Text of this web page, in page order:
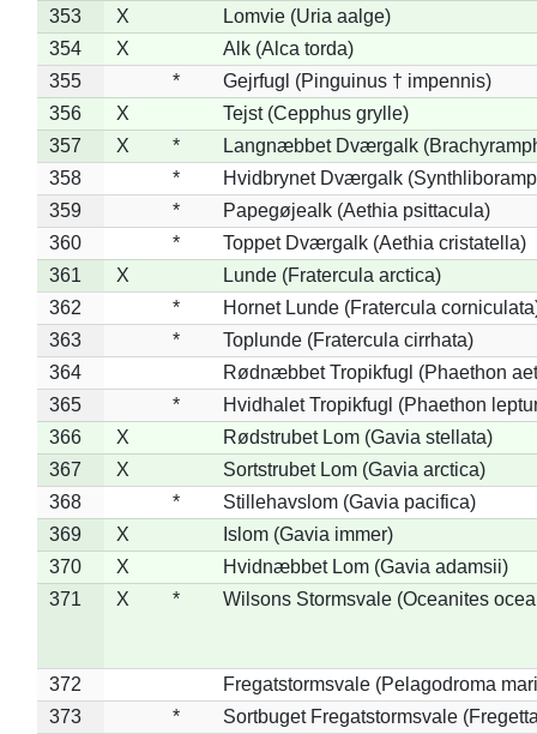
353 X
Lomvie (Uria aalge)
354
X
Alk (Alca torda)
355
*
Gejrfugl (Pinguinus † impennis)
356
X
Tejst (Cepphus grylle)
357
X *
Langnæbbet Dværgalk
358
*
Hvidbrynet Dværgalk
359
*
Papegøjealk (Aethia psittacula)
360
*
Toppet Dværgalk (Aethia cristatella)
361
X
Lunde (Fratercula arctica)
362
*
Hornet Lunde (Fratercula
363
*
Toplunde (Fratercula cirrhata)
364
Rødnæbbet Tropikfugl (Phaethon
365
*
Hvidhalet Tropikfugl (Phaethon
366
X
Rødstrubet Lom (Gavia stellata)
367
X
Sortstrubet Lom (Gavia arctica)
368
*
Stillehavslom (Gavia pacifica)
369
X
Islom (Gavia immer)
370
X
Hvidnæbbet Lom (Gavia adamsii)
371
X * Wilsons Stormsvale (Oceanites
372
Fregatstormsvale (Pelagodroma
373
*
Sortbuget Fregatstormsvale